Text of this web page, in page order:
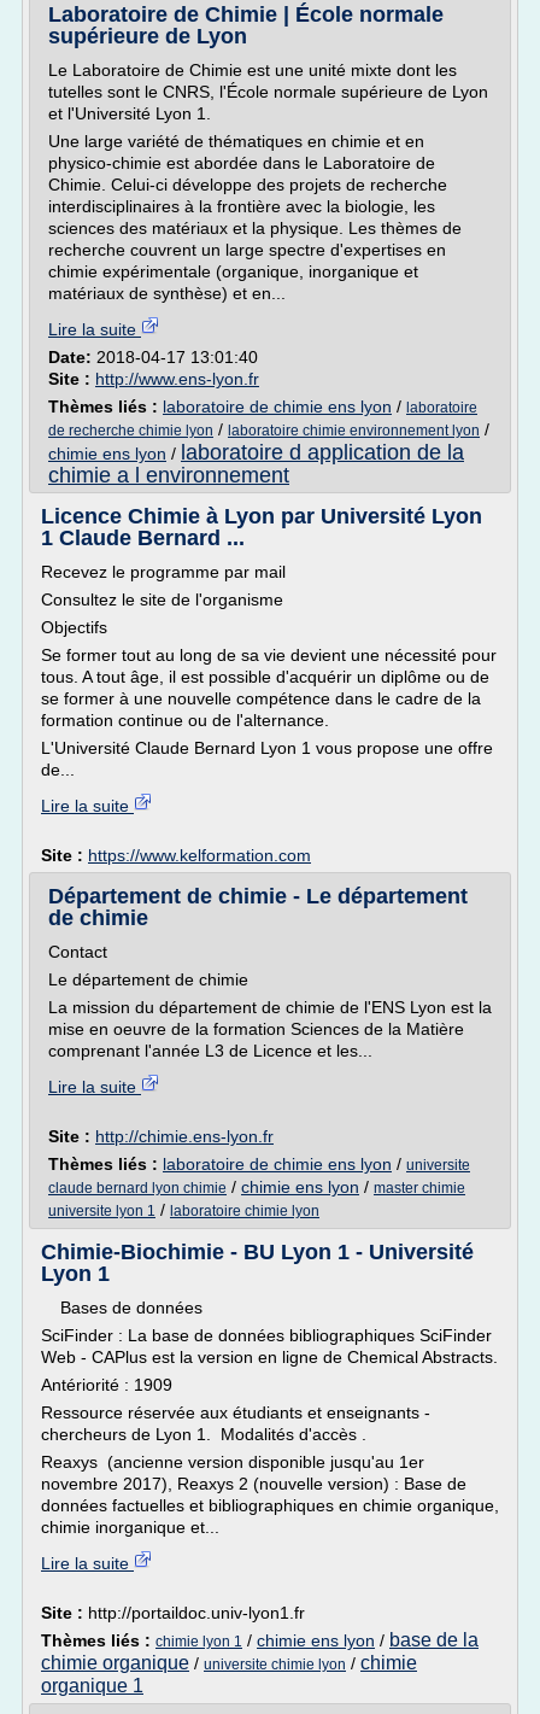
Laboratoire de Chimie | École normale
supérieure de Lyon
Le Laboratoire de Chimie est une unité mixte dont les
tutelles sont le CNRS, l'École normale supérieure de Lyon
et l'Université Lyon 1.
Une large variété de thématiques en chimie et en
physico-chimie est abordée dans le Laboratoire de
Chimie. Celui-ci développe des projets de recherche
interdisciplinaires à la frontière avec la biologie, les
sciences des matériaux et la physique. Les thèmes de
recherche couvrent un large spectre d'expertises en
chimie expérimentale (organique, inorganique et
matériaux de synthèse) et en...
Lire la suite
Date: 2018-04-17 13:01:40
Site : http://www.ens-lyon.fr
Thèmes liés : laboratoire de chimie ens lyon / laboratoire
de recherche chimie lyon / laboratoire chimie environnement lyon /
chimie ens lyon / laboratoire d application de la
chimie a l environnement
Licence Chimie à Lyon par Université Lyon
1 Claude Bernard ...
Recevez le programme par mail
Consultez le site de l'organisme
Objectifs
Se former tout au long de sa vie devient une nécessité pour
tous. A tout âge, il est possible d'acquérir un diplôme ou de
se former à une nouvelle compétence dans le cadre de la
formation continue ou de l'alternance.
L'Université Claude Bernard Lyon 1 vous propose une offre
de...
Lire la suite
Site : https://www.kelformation.com
Département de chimie - Le département
de chimie
Contact
Le département de chimie
La mission du département de chimie de l'ENS Lyon est la
mise en oeuvre de la formation Sciences de la Matière
comprenant l'année L3 de Licence et les...
Lire la suite
Site : http://chimie.ens-lyon.fr
Thèmes liés : laboratoire de chimie ens lyon / universite
claude bernard lyon chimie / chimie ens lyon / master chimie
universite lyon 1 / laboratoire chimie lyon
Chimie-Biochimie - BU Lyon 1 - Université
Lyon 1
Bases de données
SciFinder : La base de données bibliographiques SciFinder
Web - CAPlus est la version en ligne de Chemical Abstracts.
Antériorité : 1909
Ressource réservée aux étudiants et enseignants -
chercheurs de Lyon 1. Modalités d'accès .
Reaxys (ancienne version disponible jusqu'au 1er
novembre 2017), Reaxys 2 (nouvelle version) : Base de
données factuelles et bibliographiques en chimie organique,
chimie inorganique et...
Lire la suite
Site : http://portaildoc.univ-lyon1.fr
Thèmes liés : chimie lyon 1 / chimie ens lyon / base de la
chimie organique / universite chimie lyon / chimie
organique 1